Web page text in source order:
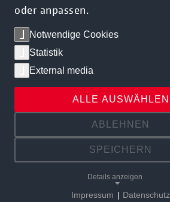
oder anpassen.
Notwendige Cookies
Statistik
External media
ALLE AUSWÄHLEN
ABLEHNEN
SPEICHERN
Details anzeigen
Impressum | Datenschutz